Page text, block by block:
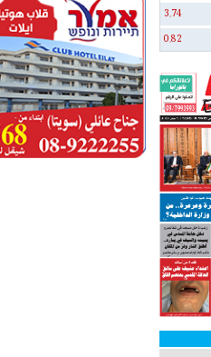
3.74
0.82